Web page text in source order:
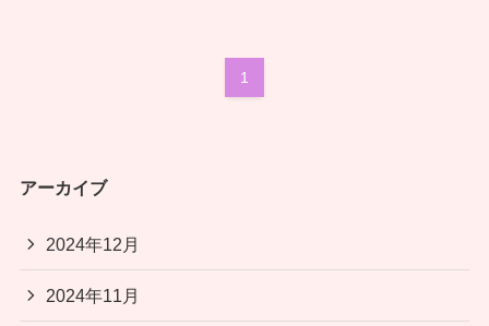
1
アーカイブ
2024年12月
2024年11月